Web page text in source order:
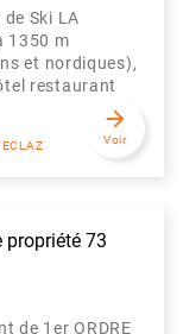
Ski LA
1350 m
et nordiques),
restaurant
arrow_forward
Voir
propriété 73
de 1er ORDRE